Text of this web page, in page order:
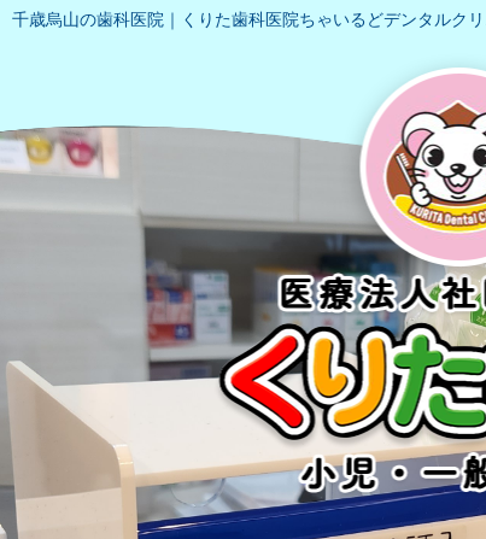
千歳烏山の歯科医院｜くりた歯科医院ちゃいるどデンタルク